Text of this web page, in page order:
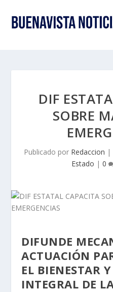
DIF
SOBRE
Publicado por Redaccion |
Estado | 0
DIFUNDE
ACTUACIÓN
EL BIENESTAR
INTEGRAL DE